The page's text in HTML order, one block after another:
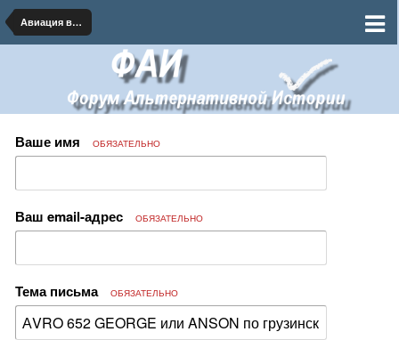
Авиация военная и гражданская
Ваше имя ОБЯЗАТЕЛЬНО
Ваш email-адрес ОБЯЗАТЕЛЬНО
Тема письма ОБЯЗАТЕЛЬНО